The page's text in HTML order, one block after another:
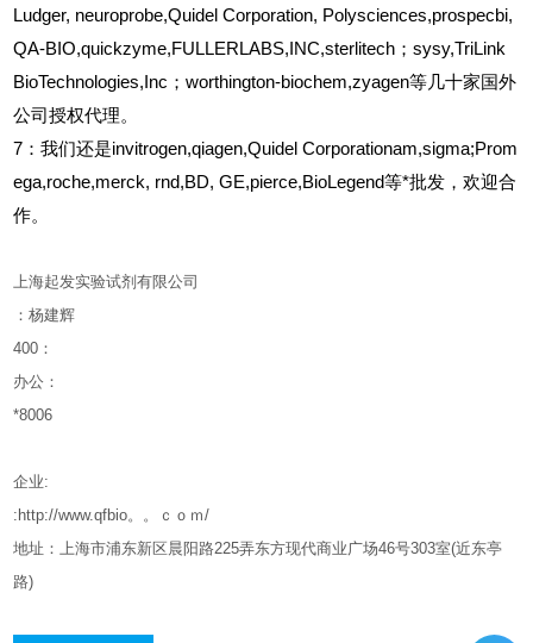
Ludger, neuroprobe,Quidel Corporation, Polysciences,prospecbi,
QA-BIO,quickzyme,FULLERLABS,INC,sterlitech；sysy,TriLink
BioTechnologies,Inc；worthington-biochem,zyagen等几十家国外
公司授权代理。
7：我们还是invitrogen,qiagen,Quidel Corporationam,sigma;Prom
ega,roche,merck, rnd,BD, GE,pierce,BioLegend等*批发，欢迎合
作。
上海起发实验试剂有限公司
：杨建辉
400 ：
办公：
*8006
企业:
:http://www.qfbio。。ｃｏｍ/
地址：上海市浦东新区晨阳路225弄东方现代商业广场46号303室(近东亭
路)